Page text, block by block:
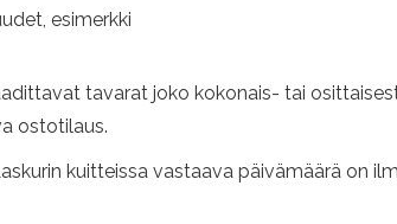
esimerkki
tavarat joko kokonais- tai
ostotilaus.
kuitteissa vastaava päivämäärä on